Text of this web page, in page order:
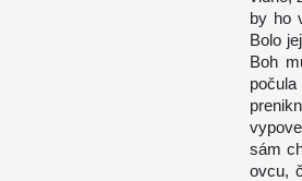
by ho
Bolo
Boh
sám
ovcu,